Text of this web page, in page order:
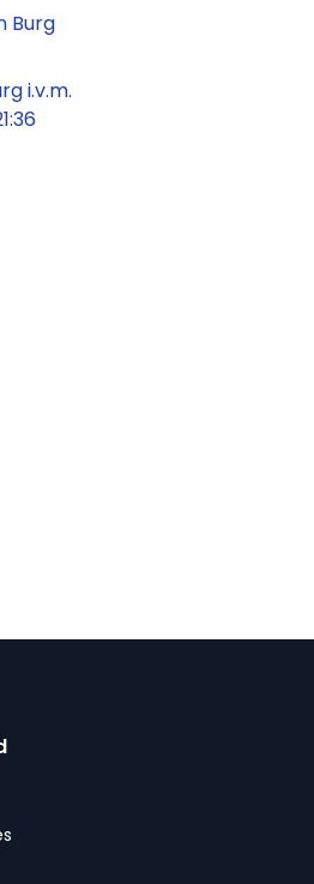
Burg
i.v.m.